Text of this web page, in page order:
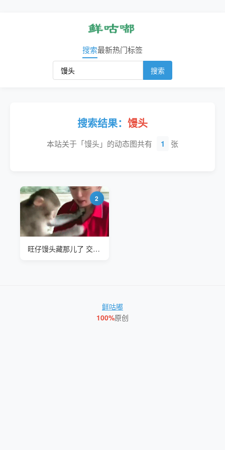
搜索最新热门标签
搜索
搜索结果： 馒头
本站关于「馒头」的动态图共有 1 张
2
旺仔馒头藏那儿了 交出来
鲜咕嘟
100%原创